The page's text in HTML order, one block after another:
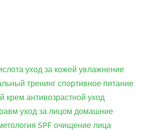
уход за кожей увлажнение
тренинг спортивное питание
крем антивозрастной уход
уход за лицом домашние
SPF очищение лица